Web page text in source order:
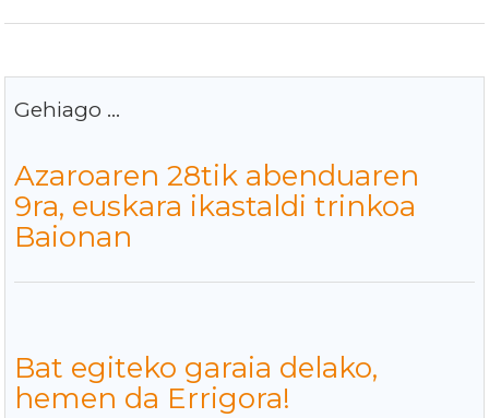
Gehiago ...
Azaroaren 28tik abenduaren
9ra, euskara ikastaldi trinkoa
Baionan
Bat egiteko garaia delako,
hemen da Errigora!